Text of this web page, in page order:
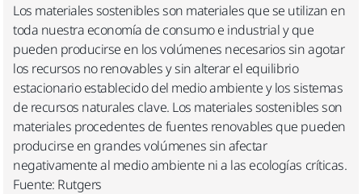
Los materiales sostenibles son materiales que se utilizan en
toda nuestra economía de consumo e industrial y que
pueden producirse en los volúmenes necesarios sin agotar
los recursos no renovables y sin alterar el equilibrio
estacionario establecido del medio ambiente y los sistemas
de recursos naturales clave. Los materiales sostenibles son
materiales procedentes de fuentes renovables que pueden
producirse en grandes volúmenes sin afectar
negativamente al medio ambiente ni a las ecologías críticas.
Fuente: Rutgers